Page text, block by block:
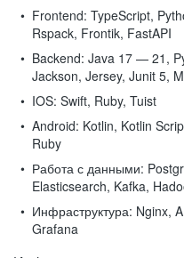
Frontend: TypeScript,
Rspack, Frontik, FastAPI
Backend: Java 17 — 21,
Jackson, Jersey, Junit 5,
IOS: Swift, Ruby, Tuist
Android: Kotlin, Kotlin
Ruby
Работа с данными:
Elasticsearch, Kafka,
Инфраструктура: Nginx,
Grafana